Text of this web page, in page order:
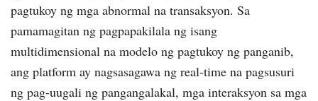
pagtukoy ng mga abnormal na transaksyon. Sa
pamamagitan ng pagpapakilala ng isang
multidimensional na modelo ng pagtukoy ng panganib,
ang platform ay nagsasagawa ng real-time na pagsusuri
ng pag-uugali ng pangangalakal, mga interaksyon sa mga